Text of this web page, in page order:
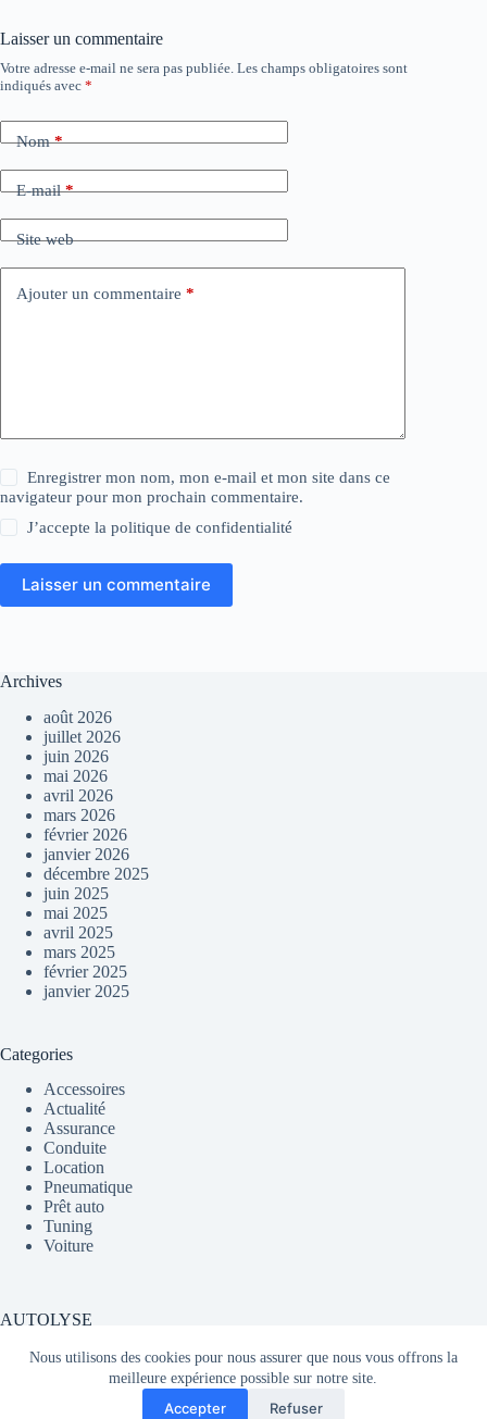
Nous utilisons des cookies pour nous assurer que nous vous offrons la
meilleure expérience possible sur notre site.
Accepter Refuser
Laisser un commentaire
Votre adresse e-mail ne sera pas publiée. Les champs obligatoires sont
indiqués avec *
Nom*
E-mail*
Site web
Ajouter un commentaire *
Enregistrer mon nom, mon e-mail et mon site dans ce
navigateur pour mon prochain commentaire.
J’accepte lapolitique de confidentialité
Laisser un commentaire
Archives
août 2026
juillet 2026
juin 2026
mai 2026
avril 2026
mars 2026
février 2026
janvier 2026
décembre 2025
juin 2025
mai 2025
avril 2025
mars 2025
février 2025
janvier 2025
Categories
Accessoires
Actualité
Assurance
Conduite
Location
Pneumatique
Prêt auto
Tuning
Voiture
AUTOLYSE
Média partageant du contenu sur l'actualité automobile en